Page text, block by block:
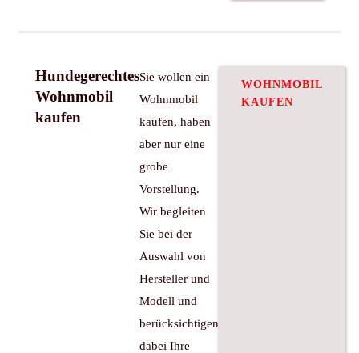
Hundegerechtes
Wohnmobil
kaufen
Sie wollen ein
Wohnmobil
kaufen, haben
aber nur eine
grobe
Vorstellung.
Wir begleiten
Sie bei der
Auswahl von
Hersteller und
Modell und
berücksichtigen
dabei Ihre
WOHNMOBIL
KAUFEN